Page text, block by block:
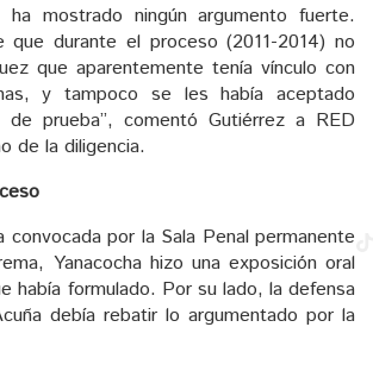
ha mostrado ningún argumento fuerte.
que durante el proceso (2011-2014) no
que aparentemente tenía vínculo con
y tampoco se les había aceptado
prueba”, comentó Gutiérrez a RED
de la diligencia.
convocada por la Sala Penal permanente
Yanacocha hizo una exposición oral
había formulado. Por su lado, la defensa
debía rebatir lo argumentado por la